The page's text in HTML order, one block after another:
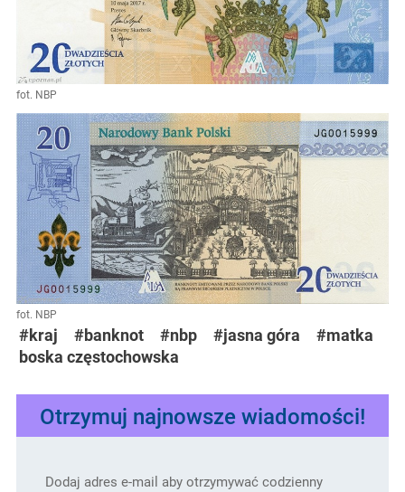
fot. NBP
fot. NBP
#kraj #banknot #nbp #jasna góra
#matka
boska częstochowska
Otrzymuj najnowsze wiadomości!
Dodaj adres e-mail aby otrzymywać codzienny